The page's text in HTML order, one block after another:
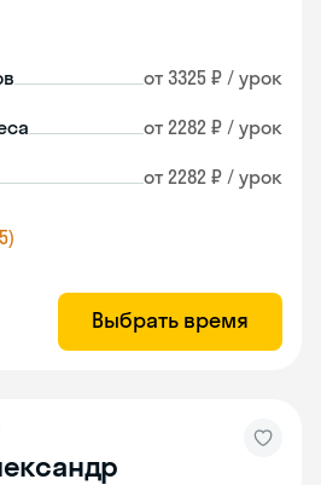
от 3325 ₽ / урок
от 2282 ₽ / урок
от 2282 ₽ / урок
Выбрать время